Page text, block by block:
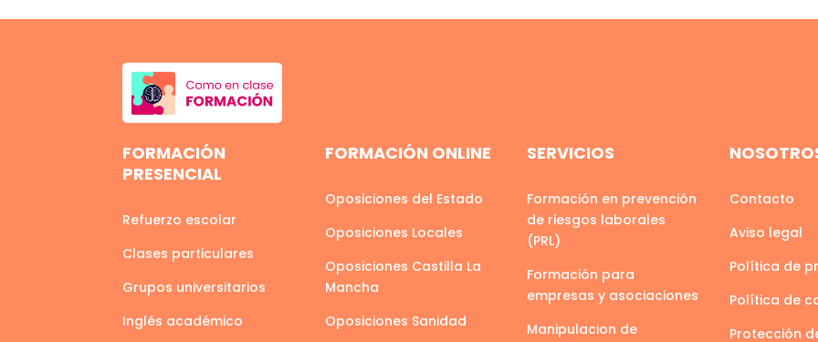
FORMACIÓN
PRESENCIAL
Refuerzo escolar
Clases particulares
Grupos universitarios
Inglés académico
FORMACIÓN ONLINE
Oposiciones del Estado
Oposiciones Locales
Oposiciones Castilla La
Mancha
Oposiciones Sanidad
SERVICIOS
Formación en prevención
de riesgos laborales
(PRL)
Formación para
empresas y asociaciones
Manipulacion de
Contacto
Aviso legal
Política de
Política de
Protección